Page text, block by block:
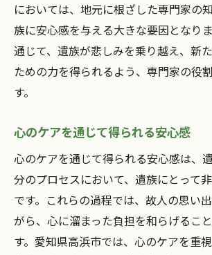
においては、地元に根ざした専門家の
族に安心感を与える大きな要因となり
通じて、遺族が悲しみを乗り越え、新
ための力を得られるよう、専門家の役
す。
心のケアを通じて得られる安心感
心のケアを通じて得られる安心感は、
分のプロセスにおいて、遺族にとって
です。これらの過程では、故人の思い
がら、心に溜まった負担を和らげるこ
す。愛知県高浜市では、心のケアを重